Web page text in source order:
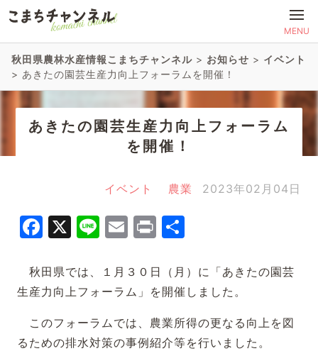
MENU
秋田県農林水産情報こまちチャンネル > お知らせ > イベント
> あきたの園芸生産力向上フォーラムを開催！
あきたの園芸生産力向上フォーラム
を開催！
イベント 農業 2023年02月04日
Facebook
X LineEmail
Print
秋田県では、１月３０日（月）に「あきたの園芸
生産力向上フォーラム」を開催しました。
このフォーラムでは、農業所得の更なる向上を図
るための排水対策の事例紹介等を行いました。